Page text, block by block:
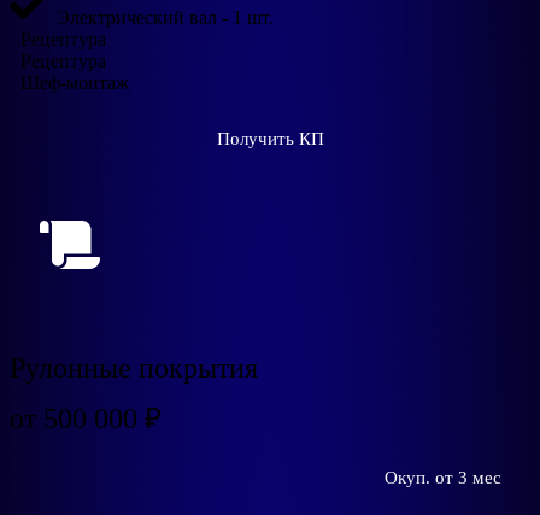
Электрический вал - 1 шт.
Рецептура
Рецептура
Шеф-монтаж
Получить КП
Рулонные покрытия
от 500 000 ₽
Окуп. от 3 мес